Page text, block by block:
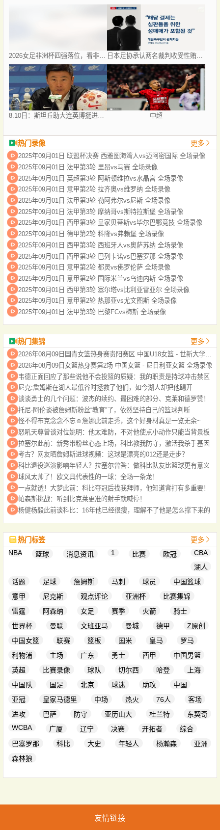
8.10日：斯坦丘助大连英博挺进亚冠区，单赛季关键传球数前三，山东泰山中场现重大短板？ 中超
热门录像 更多
2025年09月01日 联盟杯决赛 西雅图海湾人vs迈阿密国际 全场录像
2025年09月01日 法甲第3轮 里昂vs马赛 全场录像
2025年09月01日 英超第3轮 阿斯顿维拉vs水晶宫 全场录像
2025年09月01日 意甲第2轮 拉齐奥vs维罗纳 全场录像
2025年09月01日 法甲第3轮 勒阿弗尔vs尼斯 全场录像
2025年09月01日 法甲第3轮 摩纳哥vs斯特拉斯堡 全场录像
2025年09月01日 西甲第3轮 皇家贝蒂斯vs毕尔巴鄂竞技 全场录像
2025年09月01日 德甲第2轮 科隆vs弗赖堡 全场录像
2025年09月01日 西甲第3轮 西班牙人vs奥萨苏纳 全场录像
2025年09月01日 西甲第3轮 巴列卡诺vs巴塞罗那 全场录像
2025年09月01日 意甲第2轮 都灵vs佛罗伦萨 全场录像
2025年09月01日 意甲第2轮 国际米兰vs乌迪内斯 全场录像
2025年09月01日 西甲第3轮 塞尔塔vs比利亚雷亚尔 全场录像
2025年09月01日 意甲第2轮 热那亚vs尤文图斯 全场录像
2025年09月01日 法甲第3轮 巴黎FCvs梅斯 全场录像
热门集锦 更多
2026年08月09日国青女篮热身赛贵阳赛区 中国U18女篮 - 世新大学女篮 全场录像
2026年08月09日女篮热身赛第2场 中国女篮 - 尼日利亚女篮 全场录像
韦德正面回应了那些说他不会投篮的质疑：我的职责是持球冲击禁区
尼克:詹姆斯在湖人最低谷时拯救了他们，如今湖人却把他踢开
谈谈勇士的几个问题：波杰的续约、最困难的部分、克莱和德罗赞！
托尼·阿伦谈被詹姆斯粉丝“教育”了，依然坚持自己的篮球判断
怪不得布克念念不忘☺️詹娜此前走秀，这个好身材真是一览无余~
怒吼天尊曾谈对位姚明：他太难防，不对他使点小动作只能当背景板
拉塞尔此前：新秀带粉丝心态上场，科比教我防守，激活我杀手基因
考古？网友晒詹姆斯进球视频：这球是漂亮的012还是走步？
科比退役巡演影响年轻人？拉塞尔曾答：做科比队友比篮球更有意义
球风太帅了！欧文具代表性的一球：全场一条龙！
一点就透！大梦此前：科比夺冠后找我拜师，他知道背打有多重要！
帕森斯挑战：听到比克莱更准的射手就喊停！
杨健杨毅此前谈科比：16年他已经很瘦，理解不了他是怎么撑下来的
热门标签
更多
NBA
篮球 消息资讯 1 比赛 欧冠
CBA
湖人
话题
足球 詹姆斯 马刺 球员
中国篮球
意甲
尼克斯 观点评论 亚洲杯
比赛集锦
雷霆
阿森纳 女足 赛季 火箭
骑士
世界杯
曼联 文班亚马 曼城 德甲
Z原创
中国女篮
联赛 篮板 国米 皇马
罗马
利物浦
主场 广东 勇士 西甲
中国男篮
英超
比赛录像 球队 切尔西 哈登
上海
中国队
国足 北京 球迷 助攻
中国
亚冠
皇家马德里 中场 热火 76人
客场
进攻
巴萨 防守 亚历山大 杜兰特
东契奇
WCBA
广厦 辽宁 决赛 开拓者
综合
巴塞罗那
科比 大史 年轻人 杨瀚森
亚洲
森林狼
友情链接